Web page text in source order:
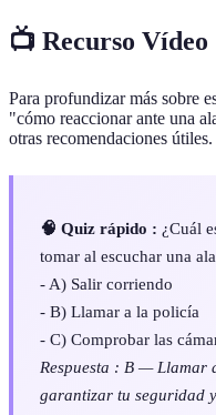
📺 Recurso Vídeo
Para profundizar más sobre
"cómo reaccionar ante una
otras recomendaciones útiles.
🧠 Quiz rápido : ¿Cuál
tomar al escuchar una
- A) Salir corriendo
- B) Llamar a la policía
- C) Comprobar las
Respuesta : B —
garantizar tu seguridad